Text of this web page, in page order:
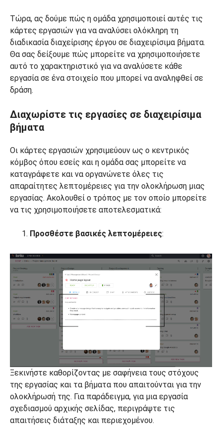
Τώρα, ας δούμε πώς η ομάδα χρησιμοποιεί αυτές τις
κάρτες εργασιών για να αναλύσει ολόκληρη τη
διαδικασία διαχείρισης έργου σε διαχειρίσιμα βήματα.
Θα σας δείξουμε πώς μπορείτε να χρησιμοποιήσετε
αυτό το χαρακτηριστικό για να αναλύσετε κάθε
εργασία σε ένα στοιχείο που μπορεί να αναληφθεί σε
δράση.
Διαχωρίστε τις εργασίες σε διαχειρίσιμα
βήματα
Οι κάρτες εργασιών χρησιμεύουν ως ο κεντρικός
κόμβος όπου εσείς και η ομάδα σας μπορείτε να
καταγράφετε και να οργανώνετε όλες τις
απαραίτητες λεπτομέρειες για την ολοκλήρωση μιας
εργασίας. Ακολουθεί ο τρόπος με τον οποίο μπορείτε
να τις χρησιμοποιήσετε αποτελεσματικά:
Προσθέστε βασικές λεπτομέρειες:
Ξεκινήστε καθορίζοντας με σαφήνεια τους στόχους
της εργασίας και τα βήματα που απαιτούνται για την
ολοκλήρωσή της. Για παράδειγμα, για μια εργασία
σχεδιασμού αρχικής σελίδας, περιγράψτε τις
απαιτήσεις διάταξης και περιεχομένου.